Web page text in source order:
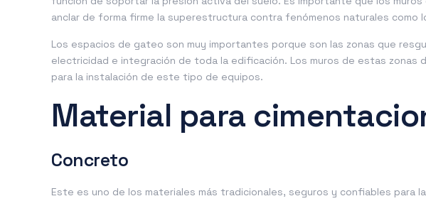
anclar de forma firme la superestructura contra fenómenos naturales como
Los espacios de gateo son muy importantes porque son las zonas que
electricidad e integración de toda la edificación. Los muros de estas zonas
para la instalación de este tipo de equipos.
Material para
Concreto
Este es uno de los materiales más tradicionales, seguros y confiables para